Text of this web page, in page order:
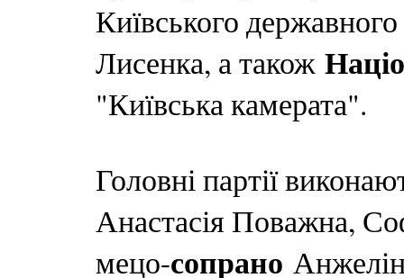
Київського
Лисенка, а також
"Київська камерата".
Головні партії
Анастасія Поважна,
мецо-сопрано